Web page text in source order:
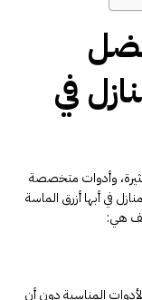
في
وأدوات متخصصة
في أبها أزرق الماسة
هي:
المناسبة دون أن